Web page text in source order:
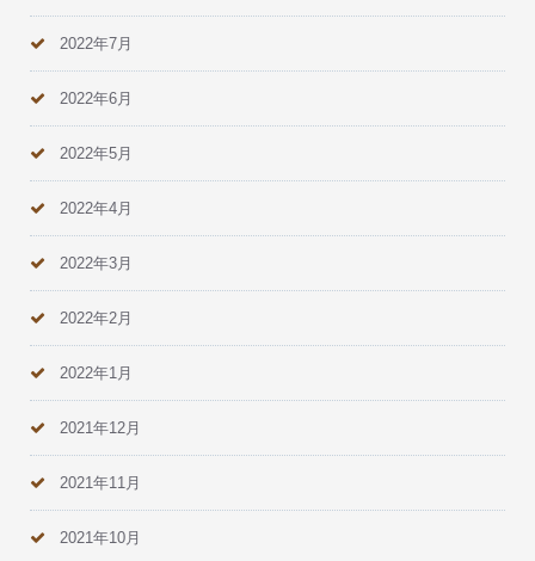
2022年7月
2022年6月
2022年5月
2022年4月
2022年3月
2022年2月
2022年1月
2021年12月
2021年11月
2021年10月